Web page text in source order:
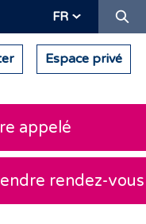
FR
Espace privé
Être appelé
Prendre